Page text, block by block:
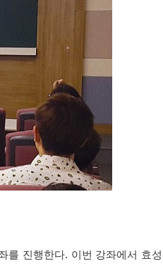
를 진행한다. 이번 강좌에서 효성